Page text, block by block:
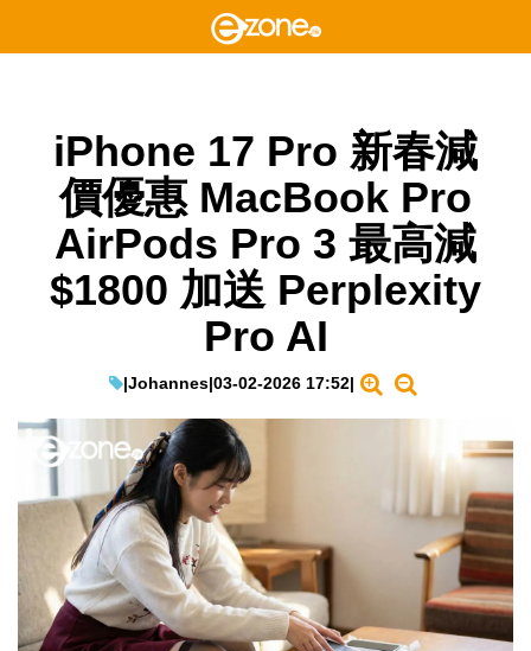
iPhone 17 Pro 新春減
價優惠 MacBook Pro
AirPods Pro 3 最高減
$1800 加送 Perplexity
Pro AI
|Johannes|03-02-2026 17:52|